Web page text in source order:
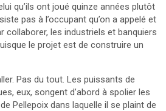
qu’ils ont joué quinze années plutôt
pas à l’occupant qu’on a appelé et
collaborer, les industriels et banquiers
le projet est de construire un
Pas du tout. Les puissants de
eux, songent d’abord à spolier les
Pellepoix dans laquelle il se plaint de